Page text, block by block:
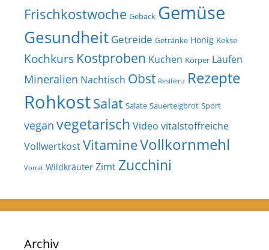
Frischkostwoche Gebäck Gemüse
Gesundheit Getreide Getränke Honig Kekse
Kochkurs Kostproben Kuchen Körper Laufen
Mineralien Nachtisch Obst Resilienz Rezepte
RohkostSalat Salate Sauerteigbrot Sport
vegan vegetarisch Video vitalstoffreiche
VollwertkostVitamineVollkornmehl
Vorrat Wildkräuter Zimt Zucchini
Archiv